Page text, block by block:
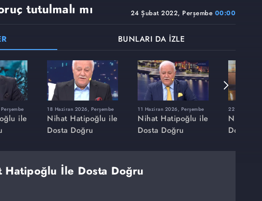
24 Şubat 2022, Perşembe 00:00
tutulmalı mı
BUNLARI DA İZLE
ile
18 Haziran 2026, Perşembe
Nihat Hatipoğlu ile
Dosta Doğru
11 Haziran 2026, Perşembe
Nihat Hatipoğlu ile
Dosta Doğru
22 Mayıs
Nihat
Dosta
İle Dosta Doğru